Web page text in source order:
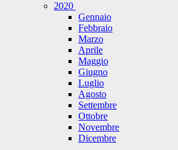
2020
Gennaio
Febbraio
Marzo
Aprile
Maggio
Giugno
Luglio
Agosto
Settembre
Ottobre
Novembre
Dicembre